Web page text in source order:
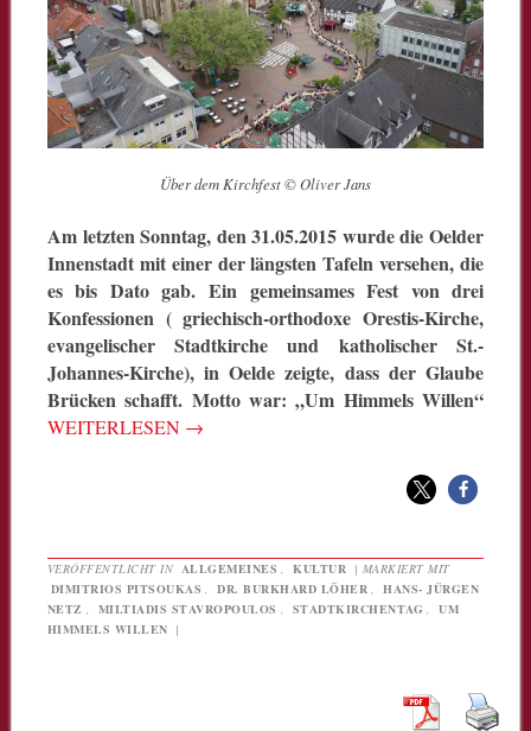
Über dem Kirchfest © Oliver Jans
Am letzten Sonntag, den 31.05.2015 wurde die Oelder
Innenstadt mit einer der längsten Tafeln versehen, die
es bis Dato gab. Ein gemeinsames Fest von drei
Konfessionen ( griechisch-orthodoxe Orestis-Kirche,
evangelischer Stadtkirche und katholischer St.-
Johannes-Kirche), in Oelde zeigte, dass der Glaube
Brücken schafft. Motto war: „Um Himmels Willen“
WEITERLESEN →
VERÖFFENTLICHT IN ALLGEMEINES , KULTUR | MARKIERT MIT
DIMITRIOS PITSOUKAS , DR. BURKHARD LÖHER ,
HANS- JÜRGEN
NETZ , MILTIADIS STAVROPOULOS , STADTKIRCHENTAG ,
UM
HIMMELS WILLEN |